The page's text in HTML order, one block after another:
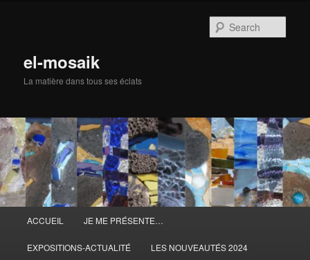
el-mosaik
La matière dans tous ses éclats
ACCUEIL JE ME PRÉSENTE…
EXPOSITIONS-ACTUALITÉ LES NOUVEAUTÉS 2024